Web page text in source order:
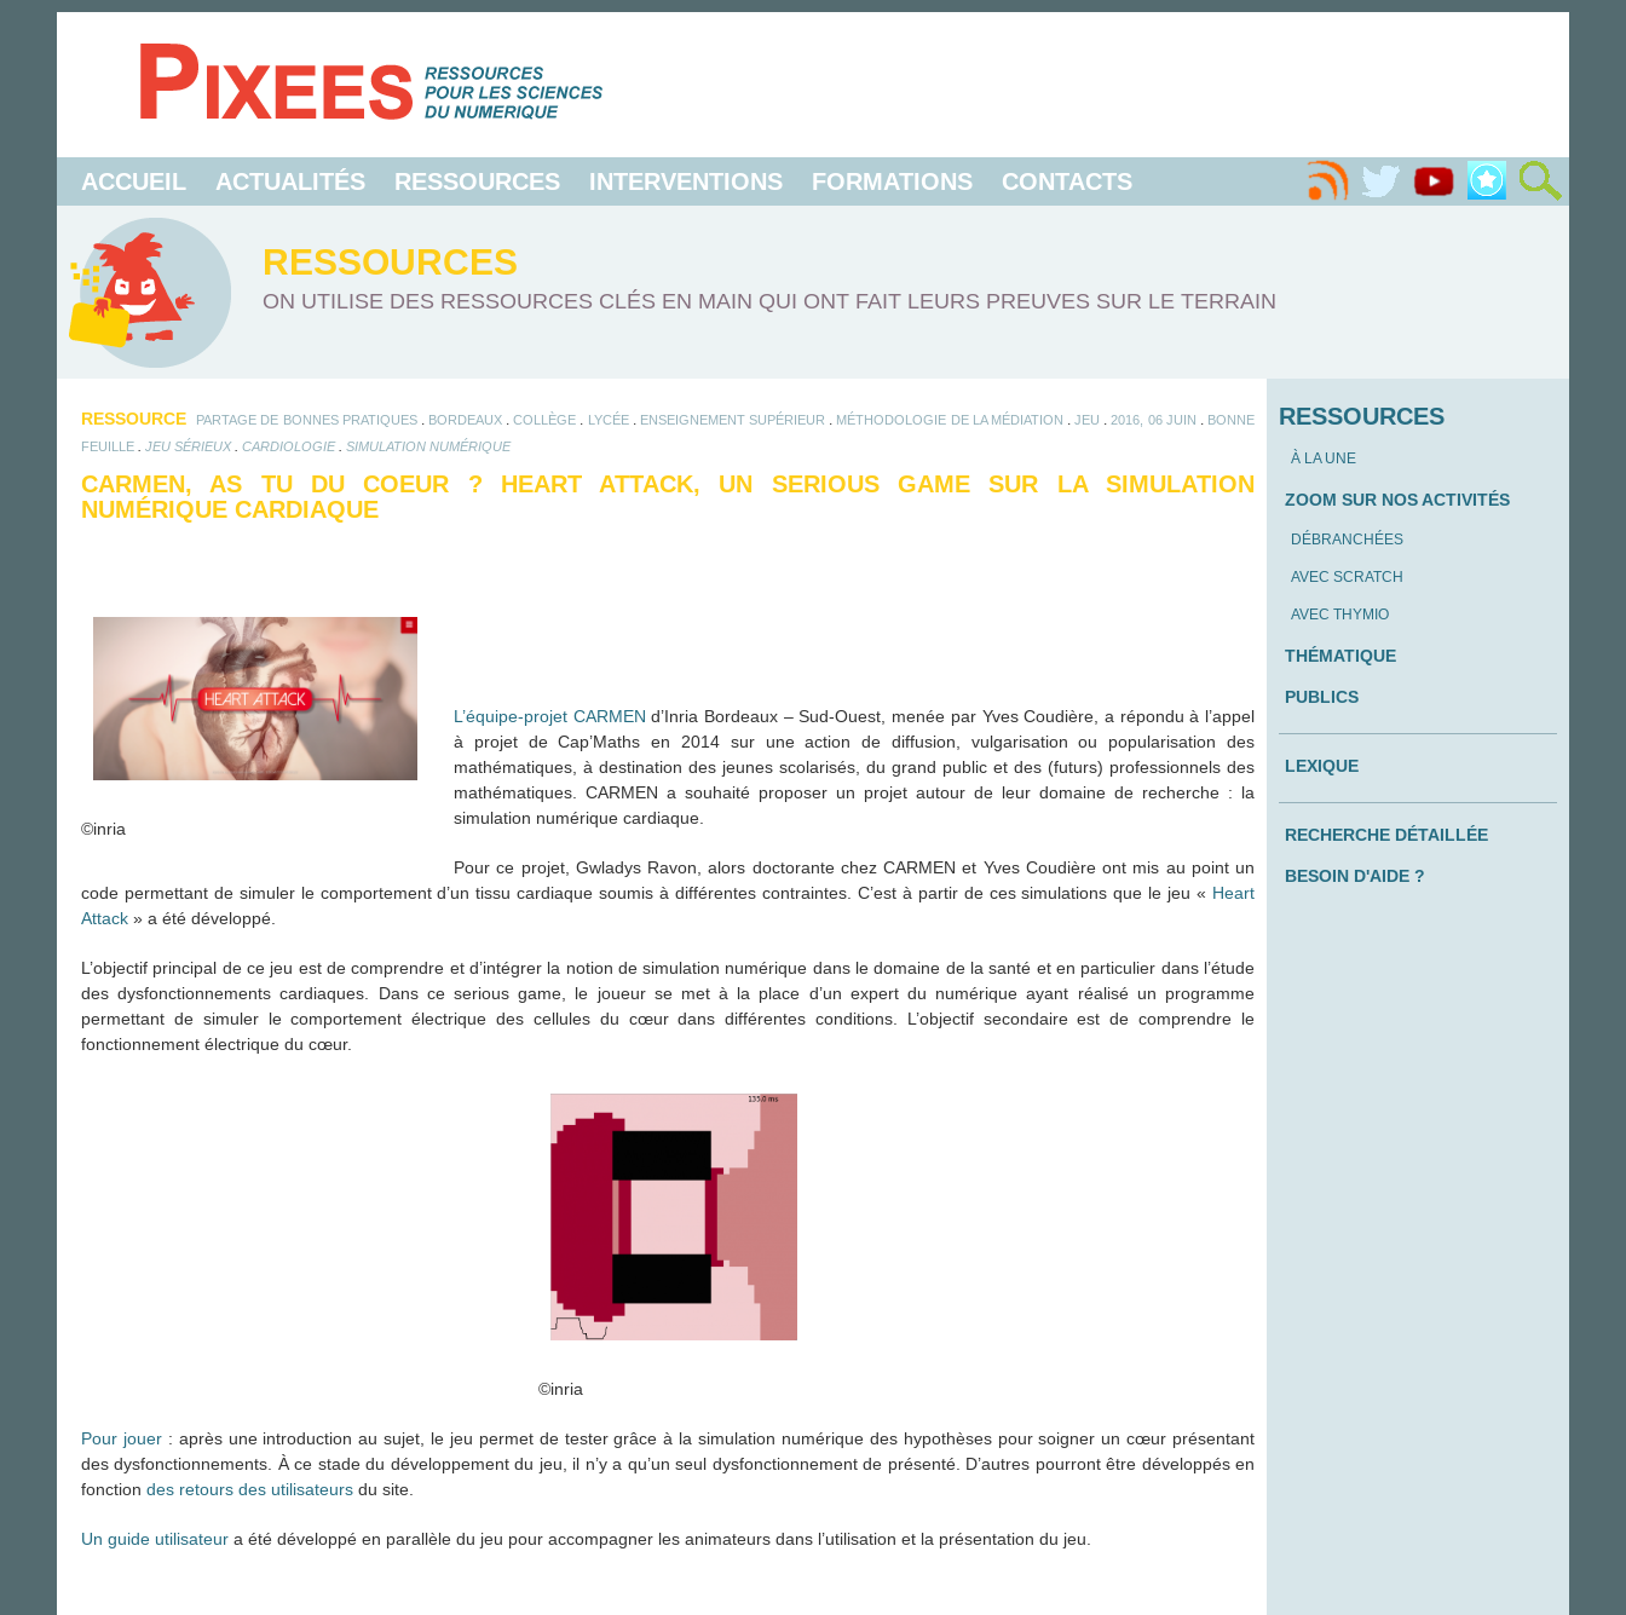
ACCUEIL ACTUALITÉS RESSOURCES INTERVENTIONS FORMATIONS CONTACTS
RESSOURCES
ON UTILISE DES RESSOURCES CLÉS EN MAIN QUI ONT FAIT LEURS PREUVES SUR LE TERRAIN
RESSOURCE PARTAGE DE BONNES PRATIQUES. BORDEAUX .COLLÈGE LYCÉE. ENSEIGNEMENT SUPÉRIEUR MÉTHODOLOGIE DE LA MÉDIATION .JEU .2016, 06 JUIN
BONNE
FEUILLE
JEU SÉRIEUX. CARDIOLOGIE. SIMULATION NUMÉRIQUE
CARMEN, AS TU DU COEUR ? HEART ATTACK, UN SERIOUS GAME SUR LA SIMULATION
NUMÉRIQUE CARDIAQUE
©inria
L’équipe-projet CARMEN d’Inria Bordeaux – Sud-Ouest, menée par Yves Coudière, a répondu à l’appel
à projet de Cap’Maths en 2014 sur une action de diffusion, vulgarisation ou popularisation des
mathématiques, à destination des jeunes scolarisés, du grand public et des (futurs) professionnels des
mathématiques. CARMEN a souhaité proposer un projet autour de leur domaine de recherche : la
simulation numérique cardiaque.
Pour ce projet, Gwladys Ravon, alors doctorante chez CARMEN et Yves Coudière ont mis au point un
code permettant de simuler le comportement d’un tissu cardiaque soumis à différentes contraintes. C’est à partir de ces simulations que le jeu « Heart
Attack » a été développé.
L’objectif principal de ce jeu est de comprendre et d’intégrer la notion de simulation numérique dans le domaine de la santé et en particulier dans l’étude
des dysfonctionnements cardiaques. Dans ce serious game, le joueur se met à la place d’un expert du numérique ayant réalisé un programme
permettant de simuler le comportement électrique des cellules du cœur dans différentes conditions. L’objectif secondaire est de comprendre le
fonctionnement électrique du cœur.
©inria
Pour jouer: après une introduction au sujet, le jeu permet de tester grâce à la simulation numérique des hypothèses pour soigner un cœur présentant
des dysfonctionnements. À ce stade du développement du jeu, il n’y a qu’un seul dysfonctionnement de présenté. D’autres pourront être développés en
fonction des retours des utilisateurs du site.
Un guide utilisateur a été développé en parallèle du jeu pour accompagner les animateurs dans l’utilisation et la présentation du jeu.
RESSOURCES
À LA UNE
ZOOM SUR NOS ACTIVITÉS
DÉBRANCHÉES
AVEC SCRATCH
AVEC THYMIO
THÉMATIQUE
PUBLICS
LEXIQUE
RECHERCHE DÉTAILLÉE
BESOIN D'AIDE ?